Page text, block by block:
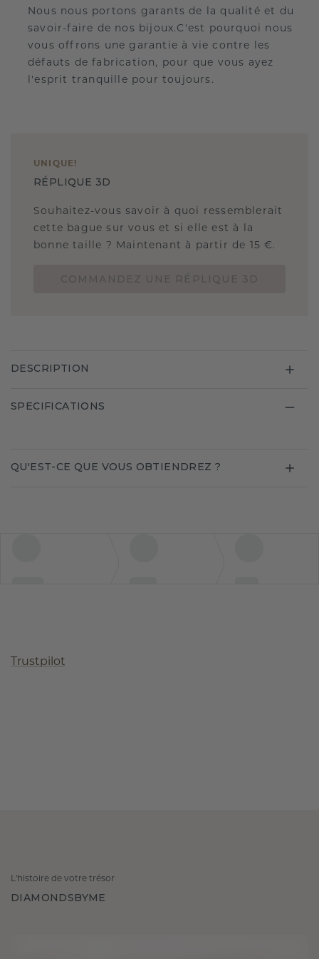
Nous nous portons garants de la qualité et du
savoir-faire de nos bijoux.C'est pourquoi nous
vous offrons une garantie à vie contre les
défauts de fabrication, pour que vous ayez
l'esprit tranquille pour toujours.
UNIQUE !
RÉPLIQUE 3D
Souhaitez-vous savoir à quoi ressemblerait
cette bague sur vous et si elle est à la
bonne taille ? Maintenant à partir de 15 €.
DESCRIPTION
SPECIFICATIONS
QU'EST-CE QUE VOUS OBTIENDREZ ?
Trustpilot
L'histoire de votre trésor
DIAMONDSBYME